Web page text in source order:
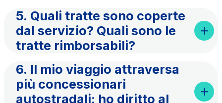
Movyon
L'operatore tecnologico per l'integrazione di
soluzioni di Intelligent Transport Systems
Tecne
La società di ingegneria del gruppo Autostrade per
l’Italia
Scopri la nostra App
Inquadra il QR Code con la fotocamera del tuo
cellulare per scaricare l’App
5. Quali tratte sono coperte
dal servizio? Quali sono le
tratte rimborsabili?
6. Il mio viaggio attraversa
più concessionari
autostradali: ho diritto al